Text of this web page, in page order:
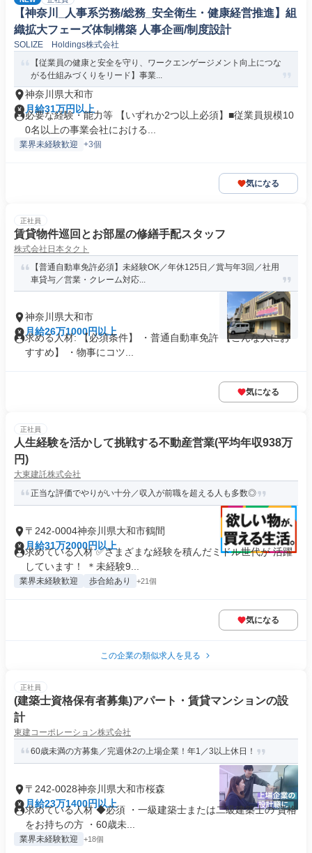
【神奈川_人事系労務/総務_安全衛生・健康経営推進】組
織拡大フェーズ体制構築 人事企画/制度設計
SOLIZE Holdings株式会社
【従業員の健康と安全を守り、ワークエンゲージメント向上につな
がる仕組みづくりをリード】事業...
神奈川県大和市
月給31万円以上
必要な経験・能力等 【いずれか2つ以上必須】■従業員規模10
0名以上の事業会社における...
業界未経験歓迎 +3個
気になる
正社員
賃貸物件巡回とお部屋の修繕手配スタッフ
株式会社日本タクト
【普通自動車免許必須】未経験OK／年休125日／賞与年3回／社用
車貸与／営業・クレーム対応...
神奈川県大和市
月給26万1000円以上
求める人材: 【必須条件】 ・普通自動車免許 【こんな人にお
すすめ】 ・物事にコツ...
気になる
正社員
人生経験を活かして挑戦する不動産営業(平均年収938万
円)
大東建託株式会社
正当な評価でやりがい十分／収入が前職を超える人も多数◎
〒242-0004神奈川県大和市鶴間
月給31万2000円以上
求めている人材 ✅さまざまな経験を積んだミドル世代が 活躍
しています！ ＊未経験9...
業界未経験歓迎 歩合給あり +21個
気になる
この企業の類似求人を見る
正社員
(建築士資格保有者募集)アパート・賃貸マンションの設
計
東建コーポレーション株式会社
60歳未満の方募集／完週休2の上場企業！年1／3以上休日！
〒242-0028神奈川県大和市桜森
月給23万1400円以上
求めている人材 ◆必須 ・一級建築士または二級建築士の 資格
をお持ちの方 ・60歳未...
業界未経験歓迎 +18個